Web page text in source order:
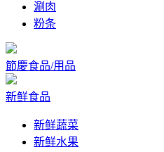
涮肉
粉条
節慶食品/用品
新鲜食品
新鲜蔬菜
新鲜水果